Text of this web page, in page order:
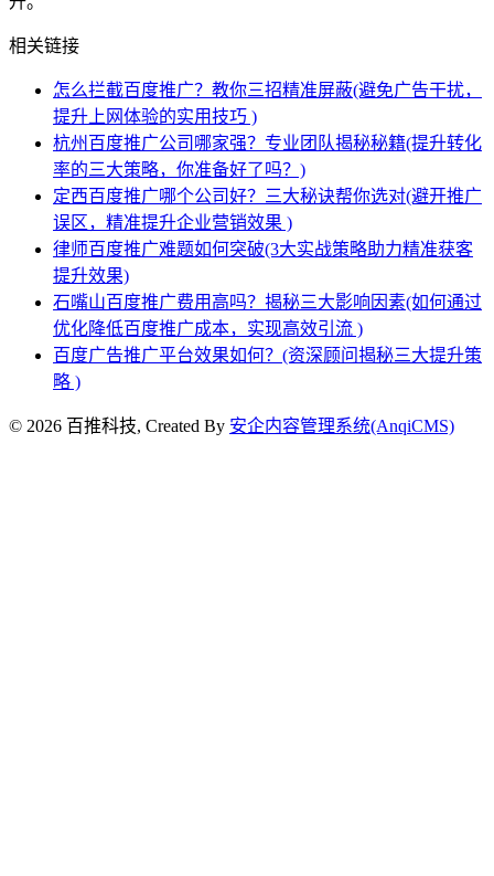
相关链接
怎么拦截百度推广？教你三招精准屏蔽(避免广告干扰，
提升上网体验的实用技巧 )
杭州百度推广公司哪家强？专业团队揭秘秘籍(提升转化
率的三大策略，你准备好了吗？)
定西百度推广哪个公司好？三大秘诀帮你选对(避开推广
误区，精准提升企业营销效果 )
律师百度推广难题如何突破(3大实战策略助力精准获客
提升效果)
石嘴山百度推广费用高吗？揭秘三大影响因素(如何通过
优化降低百度推广成本，实现高效引流 )
百度广告推广平台效果如何？(资深顾问揭秘三大提升策
略 )
© 2026 百推科技, Created By 安企内容管理系统(AnqiCMS)